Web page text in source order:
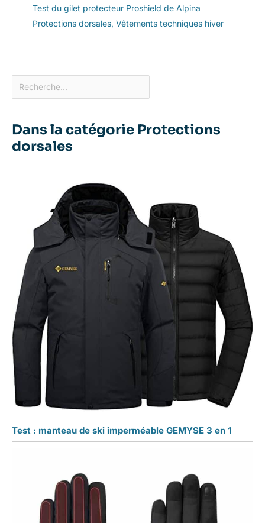
Test du gilet protecteur Proshield de Alpina
Protections dorsales, Vêtements techniques hiver
Dans la catégorie Protections
dorsales
Test : manteau de ski imperméable GEMYSE 3 en 1